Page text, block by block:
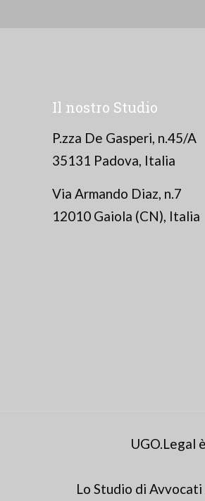
Il nostro Studio
P.zza De Gasperi, n.45/A
35131 Padova, Italia
Via Armando Diaz, n.7
12010 Gaiola (CN), Italia
UGO.Legal
Lo Studio di